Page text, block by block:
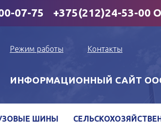
07-75 +375(212)24-53-00
Режим работы Контакты
ИНФОРМАЦИОННЫЙ САЙТ
ШИНЫ